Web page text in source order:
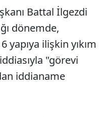
Battal İlgezdi
dönemde,
yapıya ilişkin yıkım
"görevi
iddianame